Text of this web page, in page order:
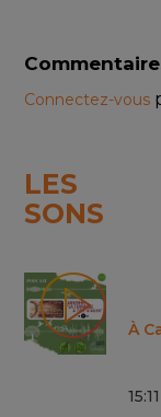
Connectez-vous
LES
SONS
À
15:11